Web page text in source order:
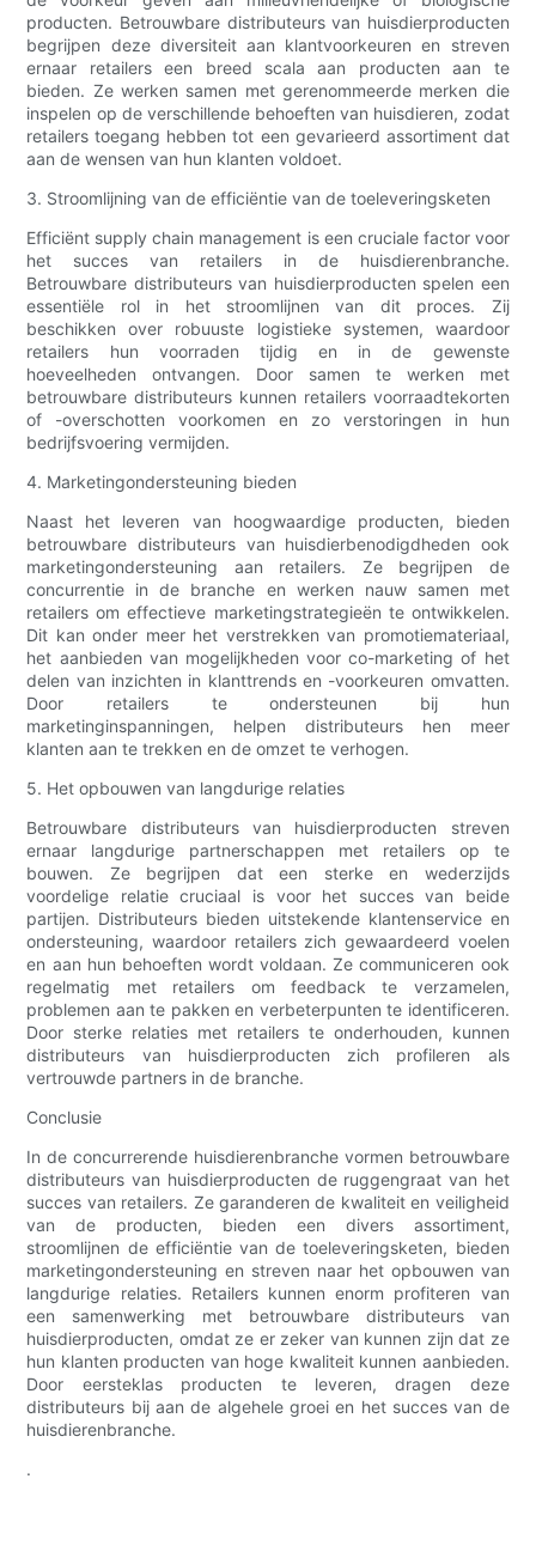
producten. Betrouwbare distributeurs van huisdierproducten
begrijpen deze diversiteit aan klantvoorkeuren en streven
ernaar retailers een breed scala aan producten aan te
bieden. Ze werken samen met gerenommeerde merken die
inspelen op de verschillende behoeften van huisdieren, zodat
retailers toegang hebben tot een gevarieerd assortiment dat
aan de wensen van hun klanten voldoet.
3. Stroomlijning van de efficiëntie van de toeleveringsketen
Efficiënt supply chain management is een cruciale factor voor
het succes van retailers in de huisdierenbranche.
Betrouwbare distributeurs van huisdierproducten spelen een
essentiële rol in het stroomlijnen van dit proces. Zij
beschikken over robuuste logistieke systemen, waardoor
retailers hun voorraden tijdig en in de gewenste
hoeveelheden ontvangen. Door samen te werken met
betrouwbare distributeurs kunnen retailers voorraadtekorten
of -overschotten voorkomen en zo verstoringen in hun
bedrijfsvoering vermijden.
4. Marketingondersteuning bieden
Naast het leveren van hoogwaardige producten, bieden
betrouwbare distributeurs van huisdierbenodigdheden ook
marketingondersteuning aan retailers. Ze begrijpen de
concurrentie in de branche en werken nauw samen met
retailers om effectieve marketingstrategieën te ontwikkelen.
Dit kan onder meer het verstrekken van promotiemateriaal,
het aanbieden van mogelijkheden voor co-marketing of het
delen van inzichten in klanttrends en -voorkeuren omvatten.
Door retailers te ondersteunen bij hun
marketinginspanningen, helpen distributeurs hen meer
klanten aan te trekken en de omzet te verhogen.
5. Het opbouwen van langdurige relaties
Betrouwbare distributeurs van huisdierproducten streven
ernaar langdurige partnerschappen met retailers op te
bouwen. Ze begrijpen dat een sterke en wederzijds
voordelige relatie cruciaal is voor het succes van beide
partijen. Distributeurs bieden uitstekende klantenservice en
ondersteuning, waardoor retailers zich gewaardeerd voelen
en aan hun behoeften wordt voldaan. Ze communiceren ook
regelmatig met retailers om feedback te verzamelen,
problemen aan te pakken en verbeterpunten te identificeren.
Door sterke relaties met retailers te onderhouden, kunnen
distributeurs van huisdierproducten zich profileren als
vertrouwde partners in de branche.
Conclusie
In de concurrerende huisdierenbranche vormen betrouwbare
distributeurs van huisdierproducten de ruggengraat van het
succes van retailers. Ze garanderen de kwaliteit en veiligheid
van de producten, bieden een divers assortiment,
stroomlijnen de efficiëntie van de toeleveringsketen, bieden
marketingondersteuning en streven naar het opbouwen van
langdurige relaties. Retailers kunnen enorm profiteren van
een samenwerking met betrouwbare distributeurs van
huisdierproducten, omdat ze er zeker van kunnen zijn dat ze
hun klanten producten van hoge kwaliteit kunnen aanbieden.
Door eersteklas producten te leveren, dragen deze
distributeurs bij aan de algehele groei en het succes van de
huisdierenbranche.
.